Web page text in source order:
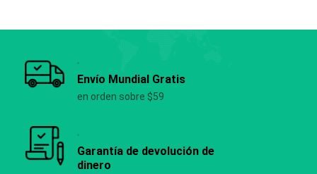
Envío Mundial Gratis
en orden sobre $59
Garantía de devolución de
dinero